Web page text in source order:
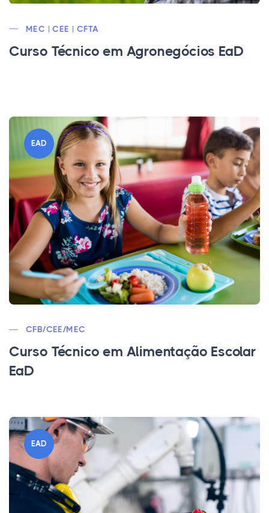
MEC | CEE | CFTA
Curso Técnico em Agronegócios EaD
EAD
CFB/CEE/MEC
Curso Técnico em Alimentação Escolar
EaD
EAD